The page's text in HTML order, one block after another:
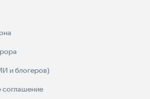
и блогеров)
соглашение